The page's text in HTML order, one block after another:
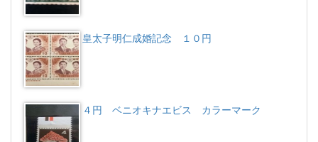
皇太子明仁成婚記念 １０円
４円 ベニオキナエビス カラーマーク